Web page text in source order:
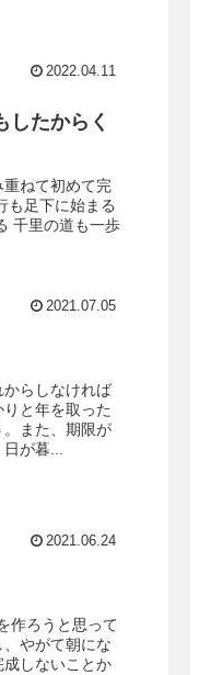
2022.04.11
したからく
ねて初めて完
も足下に始まる
千里の道も一歩
2021.07.05
らしなければ
と年を取った
また、期限が
が暮...
2021.06.24
作ろうと思って
やがて朝にな
しないことか